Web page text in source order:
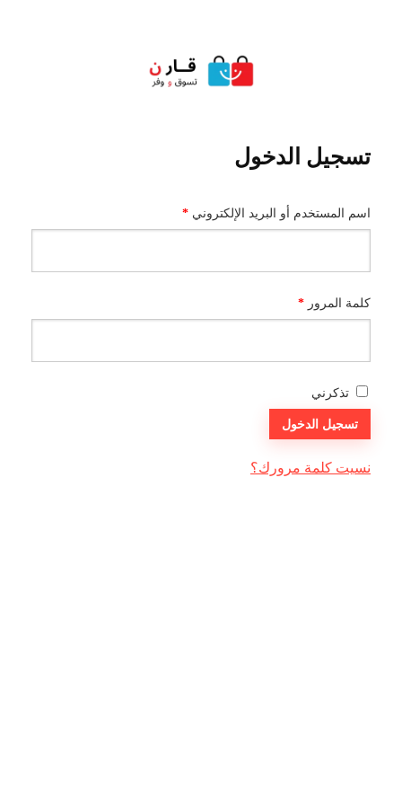
تسجيل الدخول
اسم المستخدم أو البريد الإلكتروني *مطلوبة
كلمة المرور *مطلوبة
تذكرني
تسجيل الدخول
نسيت كلمة مرورك؟